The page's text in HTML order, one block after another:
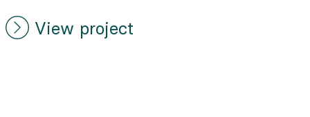
View project